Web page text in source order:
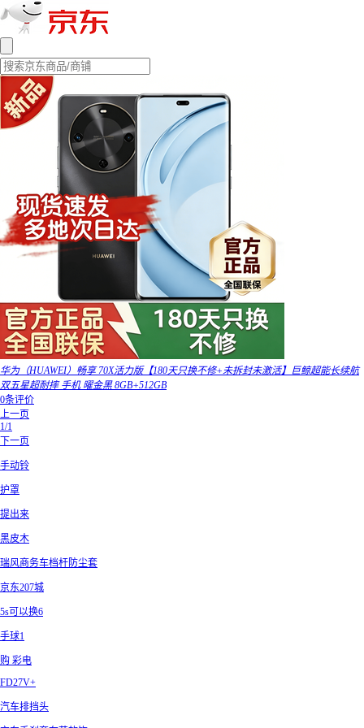
华为（HUAWEI）畅享 70X活力版【180天只换不修+未拆封未激活】巨鲸超能长续航
双五星超耐摔 手机 曜金黑 8GB+512GB
0条评价
上一页
1/1
下一页
手动铃
护罩
提出来
黑皮木
瑞风商务车档杆防尘套
京东207城
5s可以换6
手球1
购 彩电
FD27V+
汽车排挡头